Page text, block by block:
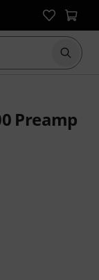
Börja
Preamp